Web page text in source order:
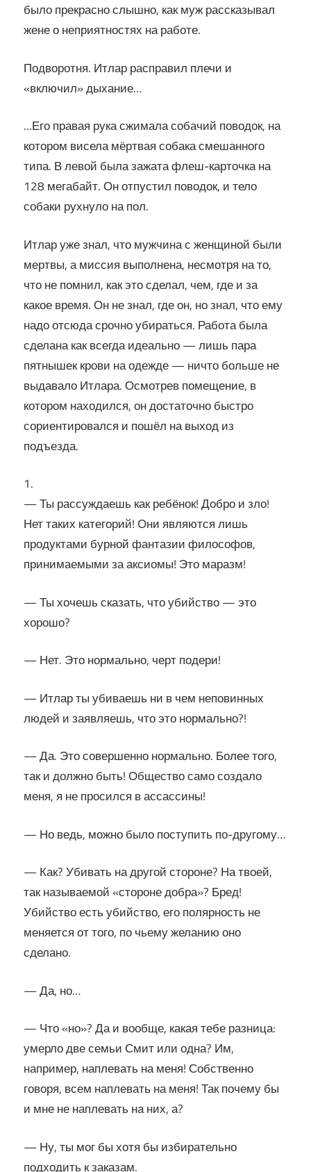
было прекрасно слышно, как муж рассказывал
жене о неприятностях на работе.
Подворотня. Итлар расправил плечи и
«включил» дыхание…
…Его правая рука сжимала собачий поводок, на
котором висела мёртвая собака смешанного
типа. В левой была зажата флеш-карточка на
128 мегабайт. Он отпустил поводок, и тело
собаки рухнуло на пол.
Итлар уже знал, что мужчина с женщиной были
мертвы, а миссия выполнена, несмотря на то,
что не помнил, как это сделал, чем, где и за
какое время. Он не знал, где он, но знал, что ему
надо отсюда срочно убираться. Работа была
сделана как всегда идеально — лишь пара
пятнышек крови на одежде — ничто больше не
выдавало Итлара. Осмотрев помещение, в
котором находился, он достаточно быстро
сориентировался и пошёл на выход из
подъезда.
1.
— Ты рассуждаешь как ребёнок! Добро и зло!
Нет таких категорий! Они являются лишь
продуктами бурной фантазии философов,
принимаемыми за аксиомы! Это маразм!
— Ты хочешь сказать, что убийство — это
хорошо?
— Нет. Это нормально, черт подери!
— Итлар ты убиваешь ни в чем неповинных
людей и заявляешь, что это нормально?!
— Да. Это совершенно нормально. Более того,
так и должно быть! Общество само создало
меня, я не просился в ассассины!
— Но ведь, можно было поступить по-другому…
— Как? Убивать на другой стороне? На твоей,
так называемой «стороне добра»? Бред!
Убийство есть убийство, его полярность не
меняется от того, по чьему желанию оно
сделано.
— Да, но…
— Что «но»? Да и вообще, какая тебе разница:
умерло две семьи Смит или одна? Им,
например, наплевать на меня! Собственно
говоря, всем наплевать на меня! Так почему бы
и мне не наплевать на них, а?
— Ну, ты мог бы хотя бы избирательно
подходить к заказам.